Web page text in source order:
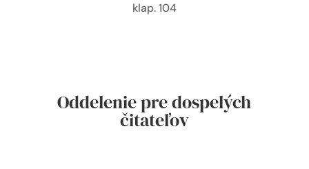
klap. 104
Oddelenie pre dospelých
čitateľov